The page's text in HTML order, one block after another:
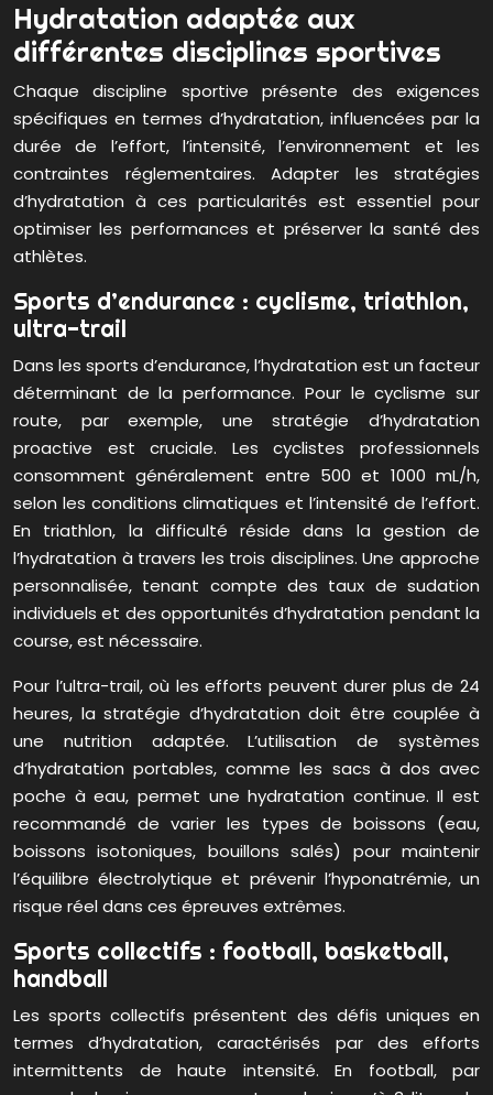
Hydratation adaptée aux
différentes disciplines sportives
Chaque discipline sportive présente des exigences
spécifiques en termes d’hydratation, influencées par la
durée de l’effort, l’intensité, l’environnement et les
contraintes réglementaires. Adapter les stratégies
d’hydratation à ces particularités est essentiel pour
optimiser les performances et préserver la santé des
athlètes.
Sports d’endurance : cyclisme, triathlon,
ultra-trail
Dans les sports d’endurance, l’hydratation est un facteur
déterminant de la performance. Pour le cyclisme sur
route, par exemple, une stratégie d’hydratation
proactive est cruciale. Les cyclistes professionnels
consomment généralement entre 500 et 1000 mL/h,
selon les conditions climatiques et l’intensité de l’effort.
En triathlon, la difficulté réside dans la gestion de
l’hydratation à travers les trois disciplines. Une approche
personnalisée, tenant compte des taux de sudation
individuels et des opportunités d’hydratation pendant la
course, est nécessaire.
Pour l’ultra-trail, où les efforts peuvent durer plus de 24
heures, la stratégie d’hydratation doit être couplée à
une nutrition adaptée. L’utilisation de systèmes
d’hydratation portables, comme les sacs à dos avec
poche à eau, permet une hydratation continue. Il est
recommandé de varier les types de boissons (eau,
boissons isotoniques, bouillons salés) pour maintenir
l’équilibre électrolytique et prévenir l’hyponatrémie, un
risque réel dans ces épreuves extrêmes.
Sports collectifs : football, basketball,
handball
Les sports collectifs présentent des défis uniques en
termes d’hydratation, caractérisés par des efforts
intermittents de haute intensité. En football, par